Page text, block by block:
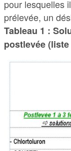
pour lesquelles
prélevée, un
Tableau 1 :
postlevée